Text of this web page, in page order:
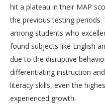
hit a plateau in their MAP
the previous testing
among students who
found subjects like English
due to the disruptive
differentiating instruction
literacy skills, even the
experienced growth.